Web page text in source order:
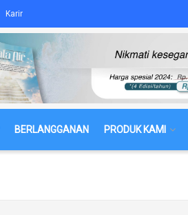
Karir
BERLANGGANAN PRODUK KAMI